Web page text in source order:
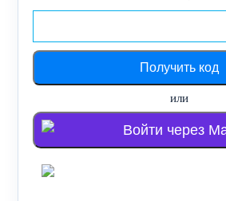
или
Войти через
Войти через Яндекс